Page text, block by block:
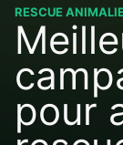
RESCUE
pour